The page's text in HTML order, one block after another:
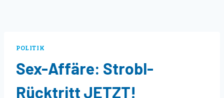
POLITIK
Sex-Affäre: Strobl-
Rücktritt JETZT!